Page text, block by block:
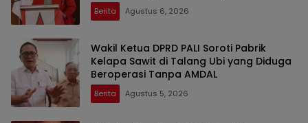
Berita Agustus 6, 2026
Wakil Ketua DPRD PALI Soroti Pabrik
Kelapa Sawit di Talang Ubi yang Diduga
Beroperasi Tanpa AMDAL
Berita Agustus 5, 2026